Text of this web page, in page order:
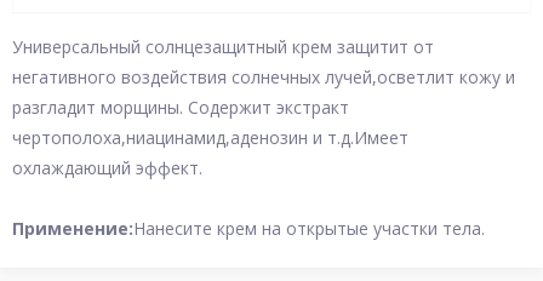
Универсальный солнцезащитный крем защитит от
негативного воздействия солнечных лучей,осветлит кожу и
разгладит морщины. Содержит экстракт
чертополоха,ниацинамид,аденозин и т.д.Имеет
охлаждающий эффект.
Применение:Нанесите крем на открытые участки тела.